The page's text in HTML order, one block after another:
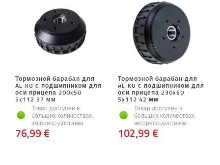
Тормозной барабан для
AL-KO с подшипником для
оси прицепа 200x50
5x112 37 мм
Товар доступен в
больших количествах,
экспресс-доставка
76,99 €
Тормозной барабан для
AL-KO с подшипником для
оси прицепа 230x60
5x112 42 мм
Товар доступен в
больших количествах,
экспресс-доставка
102,99 €